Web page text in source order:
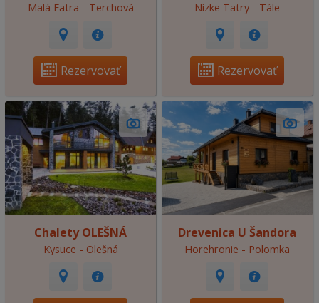
Malá Fatra - Terchová
Rezervovať
Nízke Tatry - Tále
Rezervovať
Chalety OLEŠNÁ
Kysuce - Olešná
Drevenica U Šandora
Horehronie - Polomka